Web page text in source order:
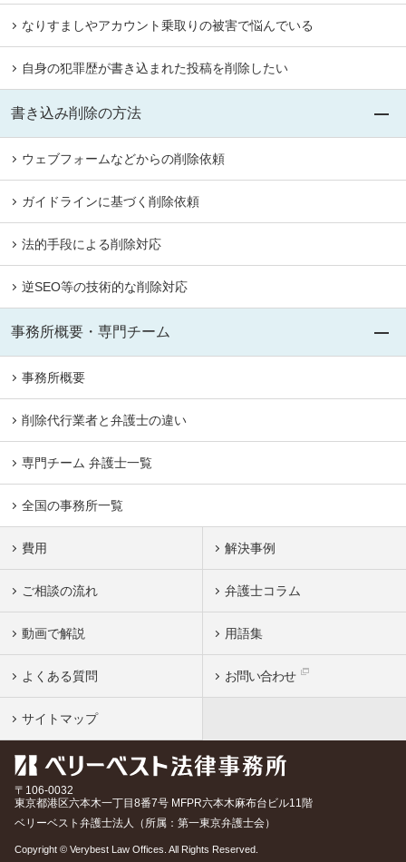
なりすましやアカウント乗取りの被害で悩んでいる
自身の犯罪歴が書き込まれた投稿を削除したい
書き込み削除の方法
ウェブフォームなどからの削除依頼
ガイドラインに基づく削除依頼
法的手段による削除対応
逆SEO等の技術的な削除対応
事務所概要・専門チーム
事務所概要
削除代行業者と弁護士の違い
専門チーム 弁護士一覧
全国の事務所一覧
費用 解決事例
ご相談の流れ 弁護士コラム
動画で解説 用語集
よくある質問 お問い合わせ
サイトマップ
〒106-0032
東京都港区六本木一丁目8番7号 MFPR六本木麻布台ビル11階
ベリーベスト弁護士法人（所属：第一東京弁護士会）
Copyright © Verybest Law Offices. All Rights Reserved.